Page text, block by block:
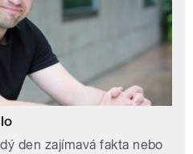
den zajímavá fakta nebo